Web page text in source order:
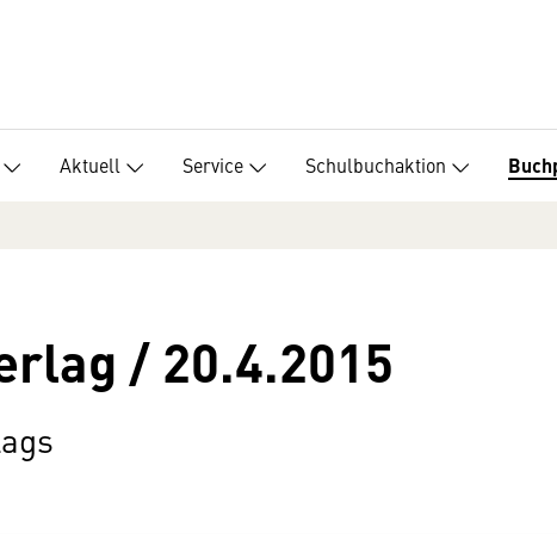
Aktuell Service Schulbuchaktion
/ 20.4.2015